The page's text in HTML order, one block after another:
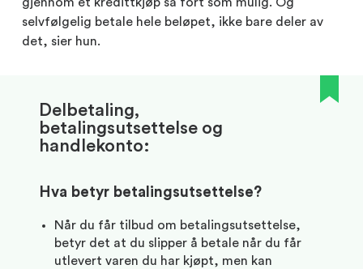
gjennom et kredittkjøp så fort som mulig. Og
selvfølgelig betale hele beløpet, ikke bare deler av
det, sier hun.
Delbetaling,
betalingsutsettelse og
handlekonto:
Hva betyr betalingsutsettelse?
Når du får tilbud om betalingsutsettelse,
betyr det at du slipper å betale når du får
utlevert varen du har kjøpt, men kan